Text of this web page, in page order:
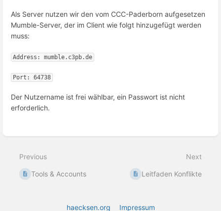
Als Server nutzen wir den vom CCC-Paderborn aufgesetzen
Mumble-Server, der im Client wie folgt hinzugefügt werden
muss:
Der Nutzername ist frei wählbar, ein Passwort ist nicht
erforderlich.
section
mode
Previous
Tools & Accounts
Next
Leitfaden Konflikte
haecksen.org Impressum